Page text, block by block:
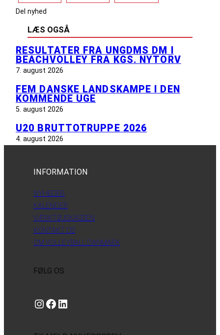
Del nyhed
LÆS OGSÅ
RESULTATER FRA UNGDMS DM I
BEACHVOLLEY FRA KGS. NYTORV
7. august 2026
FEM DANSKE LANDSKAMPE I DEN
KOMMENDE UGE
5. august 2026
U20 BRUTTOTRUPPE 2026
4. august 2026
INFORMATION
NYHEDER
KALENDER
VÆRKTØJSKASSEN
KONTAKT OS
OM VOLLEYBALL DANMARK
FØLG OS
Instagram https://www.facebook.com/danishbeachvolleytour LinkedIn